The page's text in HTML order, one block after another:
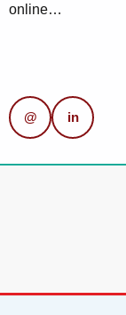
online…
@ in